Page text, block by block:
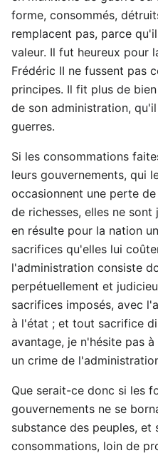
forme, consommés,
remplacent pas, parce
valeur. Il fut heureux pour
Frédéric II ne fussent pas
principes. Il fit plus de
de son administration,
guerres.
Si les consommations
leurs gouvernements, qui
occasionnent une perte
de richesses, elles ne
en résulte pour la nation
sacrifices qu'elles lui
l'administration consiste
perpétuellement et
sacrifices imposés, avec
à l'état ; et tout sacrifice
avantage, je n'hésite pas
un crime de
Que serait-ce donc si les
gouvernements ne se
substance des peuples, et
consommations, loin de